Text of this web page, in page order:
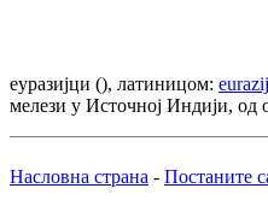
еуразијци (), латиницом:
мелези у Источној Индији, од
Насловна страна - Постаните